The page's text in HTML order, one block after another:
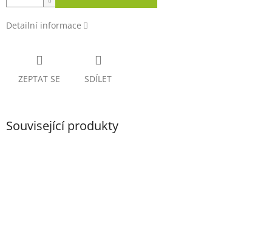
Detailní informace
ZEPTAT SE SDÍLET
Související produkty